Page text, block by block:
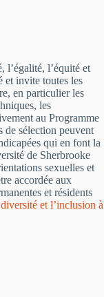
l’égalité, l’équité et
et invite toutes les
en particulier les
les
au Programme
de sélection peuvent
qui en font la
de Sherbrooke
sexuelles et
accordée aux
et résidents
et l’inclusion à